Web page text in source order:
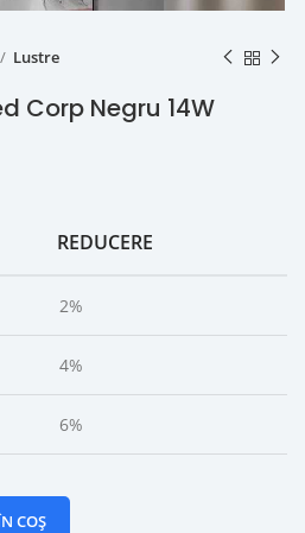
Lustre
Corp Negru 14W
REDUCERE
2%
4%
6%
COȘ